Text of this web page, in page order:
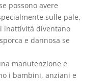
possono avere
sulle pale,
inattività diventano
e dannosa se
manutenzione e
i bambini, anziani e